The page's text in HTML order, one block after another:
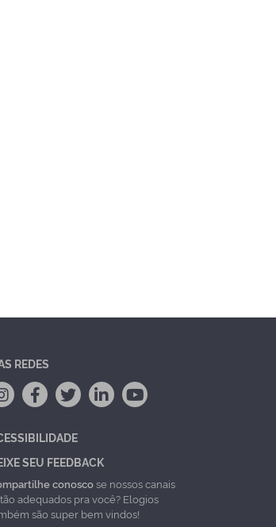
REDES
SEU FEEDBACK
conoscose nossos canais
adequados pra você? Elogios
são super bem vindos!